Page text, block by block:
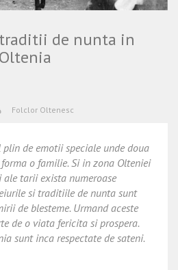
de nunta in
Oltenia
Folclor Oltenesc
de emotii speciale unde doua
o familie. Si in zona Olteniei
tarii exista numeroase
si traditiile de nunta sunt
de blesteme. Urmand aceste
de o viata fericita si prospera.
sunt inca respectate de sateni.